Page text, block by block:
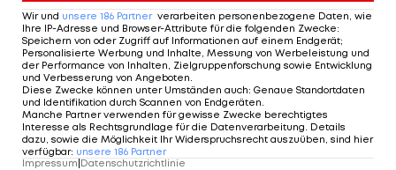
aufrechtes Stadionverbot für alle Arenen in den
Niederlanden, allerdings konnte er sich über einen
Freund ein Ticket für das Sevilla-Match
organisieren.
Mehr zum Thema
Wir und unsere 186 Partner verarbeiten personenbezogene Daten, wie
Ihre IP-Adresse und Browser-Attribute für die folgenden Zwecke:
Speichern von oder Zugriff auf Informationen auf einem Endgerät;
Personalisierte Werbung und Inhalte, Messung von Werbeleistung und
der Performance von Inhalten, Zielgruppenforschung sowie Entwicklung
und Verbesserung von Angeboten.
Diese Zwecke können unter Umständen auch: Genaue Standortdaten
und Identifikation durch Scannen von Endgeräten.
Manche Partner verwenden für gewisse Zwecke berechtigtes
Interesse als Rechtsgrundlage für die Datenverarbeitung. Details
dazu, sowie die Möglichkeit Ihr Widerspruchsrecht auszuüben, sind hier
verfügbar: unsere 186 Partner
Impressum Datenschutzrichtlinie